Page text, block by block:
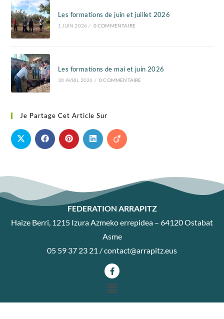
Les formations de juin et juillet 2026
1 JUIN 2026 / 0 COMMENTAIRE
Les formations de mai et juin 2026
30 AVRIL 2026 / 0 COMMENTAIRE
Je Partage Cet Article Sur
FEDERATION ARRAPITZ
Haize Berri, 1215 Izura Azmeko errepidea – 64120 Ostabat
Asme
05 59 37 23 21 /contact@arrapitz.eus